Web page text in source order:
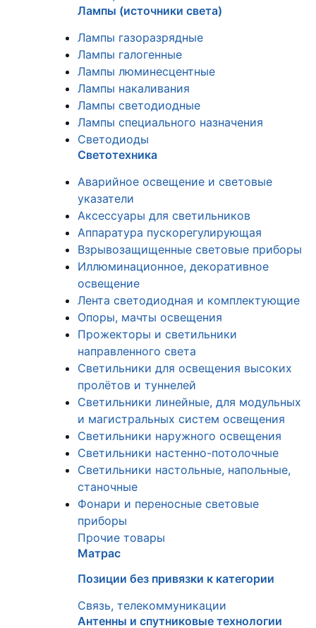
Лампы (источники света)
Лампы газоразрядные
Лампы галогенные
Лампы люминесцентные
Лампы накаливания
Лампы светодиодные
Лампы специального назначения
Светодиоды
Светотехника
Аварийное освещение и световые
указатели
Аксессуары для светильников
Аппаратура пускорегулирующая
Взрывозащищенные световые приборы
Иллюминационное, декоративное
освещение
Лента светодиодная и комплектующие
Опоры, мачты освещения
Прожекторы и светильники
направленного света
Светильники для освещения высоких
пролётов и туннелей
Светильники линейные, для модульных
и магистральных систем освещения
Светильники наружного освещения
Светильники настенно-потолочные
Светильники настольные, напольные,
станочные
Фонари и переносные световые
приборы
Прочие товары
Матрас
Позиции без привязки к категории
Связь, телекоммуникации
Антенны и спутниковые технологии